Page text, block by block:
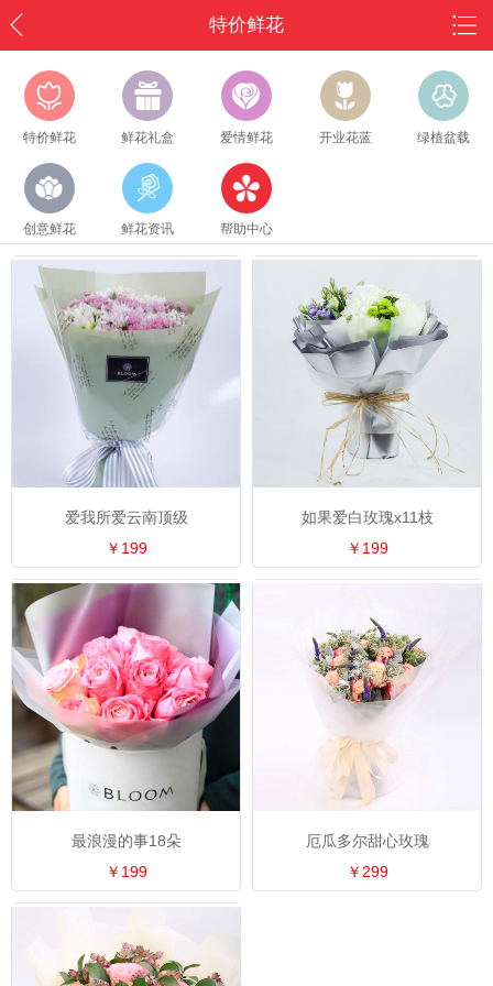
特价鲜花
特价鲜花 鲜花礼盒 爱情鲜花 开业花蓝 绿植盆载
创意鲜花 鲜花资讯 帮助中心
爱我所爱云南顶级
￥199
如果爱白玫瑰x11枝
￥199
最浪漫的事18朵
￥199
厄瓜多尔甜心玫瑰
￥299